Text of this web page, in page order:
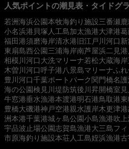
人気ポイントの潮見表・タイドグ
若洲海浜公園本牧海釣り施設三番瀬
小名浜港 貝塚人工島加太漁港大津港葛
福田港須磨海岸清水港 旧江戸川河口
東扇島西公園三浦海岸南芦屋浜二見港
相模川河口 大洗マリーナ若松大蔵海岸
木曽川河口呼子港 八景島マリーナふれ
豊川河口千葉ポートパーク関門橋名護
海の公園検見川堤防筑後川昇開橋室見
牛窓港垂水漁港本渡港明石港鳥取港
豊橋大磯港神戸空港親水護岸木更津港
洲本港千葉港城ヶ島公園小島漁港吹
宇品波止場公園志賀島漁港大三島フ
市原海釣り施設本荘人工島姪浜漁港古